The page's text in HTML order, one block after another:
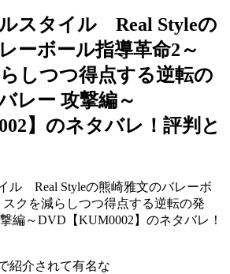
スタイル Real Styleの
ーボール指導革命2～
らしつつ得点する逆転の
レー 攻撃編～
】のネタバレ！評判と
ル Real Styleの熊崎雅文のバレーボ
クを減らしつつ得点する逆転の発
編～DVD【KUM0002】のネタバレ！
紹介されて有名な